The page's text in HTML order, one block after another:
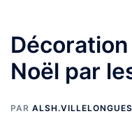
Noël par
PAR